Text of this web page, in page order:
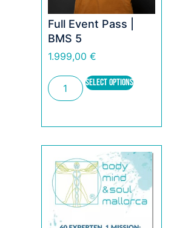
Full Event Pass |
BMS 5
1.999,00 €
SELECT OPTIONS